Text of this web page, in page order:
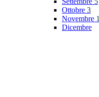
Ottobre 3
Novembre 1
Dicembre